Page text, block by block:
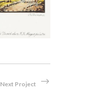
Next Project